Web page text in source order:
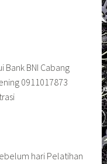
Bank BNI Cabang
0911017873
hari Pelatihan